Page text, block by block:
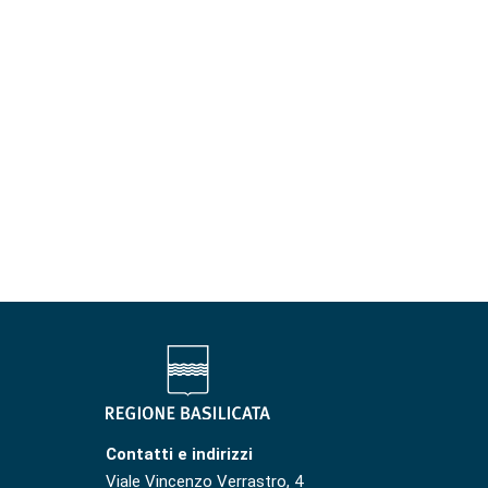
Contatti e indirizzi
Viale Vincenzo Verrastro, 4